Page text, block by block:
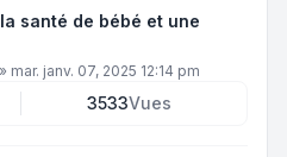
santé de bébé et une
» mar. janv. 07, 2025 12:14 pm
3533Vues